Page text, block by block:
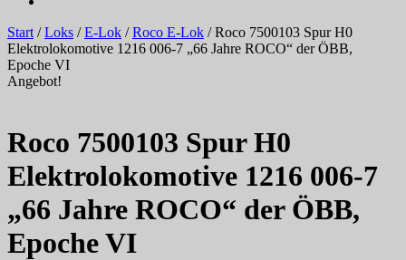
Start/Loks /E-Lok /Roco E-Lok / Roco 7500103 Spur H0
Elektrolokomotive 1216 006-7 „66 Jahre ROCO“ der ÖBB,
Epoche VI
Angebot!
Roco 7500103 Spur H0
Elektrolokomotive 1216 006-7
„66 Jahre ROCO“ der ÖBB,
Epoche VI